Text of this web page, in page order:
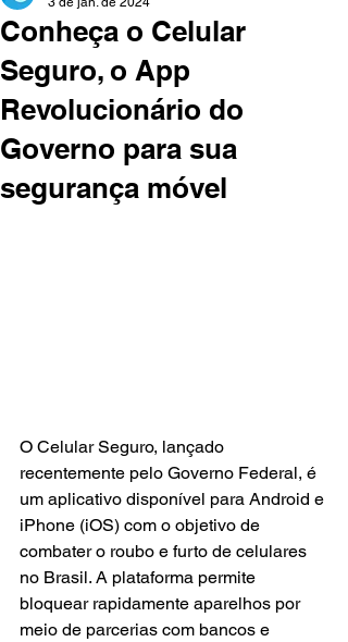
Conheça o Celular
Seguro, o App
Revolucionário do
Governo para sua
segurança móvel
O Celular Seguro, lançado
recentemente pelo Governo Federal, é
um aplicativo disponível para Android e
iPhone (iOS) com o objetivo de
combater o roubo e furto de celulares
no Brasil. A plataforma permite
bloquear rapidamente aparelhos por
meio de parcerias com bancos e